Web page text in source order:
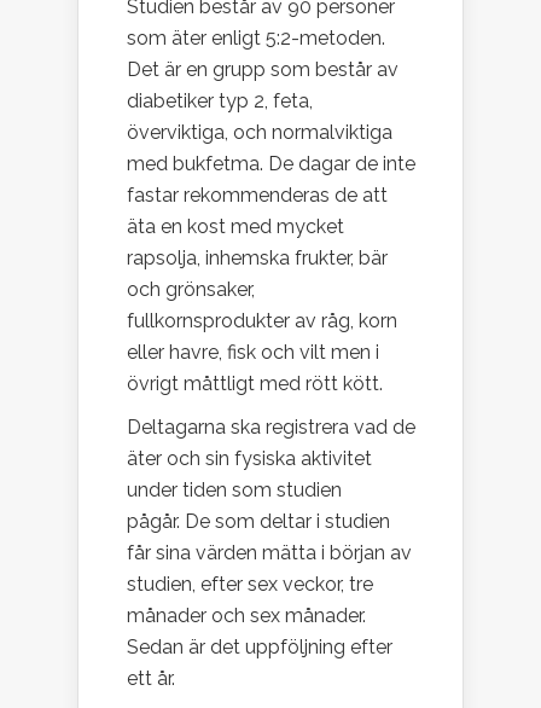
Studien består av 90 personer
som äter enligt 5:2-metoden.
Det är en grupp som består av
diabetiker typ 2, feta,
överviktiga, och normalviktiga
med bukfetma. De dagar de inte
fastar rekommenderas de att
äta en kost med mycket
rapsolja, inhemska frukter, bär
och grönsaker,
fullkornsprodukter av råg, korn
eller havre, fisk och vilt men i
övrigt måttligt med rött kött.
Deltagarna ska registrera vad de
äter och sin fysiska aktivitet
under tiden som studien
pågår. De som deltar i studien
får sina värden mätta i början av
studien, efter sex veckor, tre
månader och sex månader.
Sedan är det uppföljning efter
ett år.